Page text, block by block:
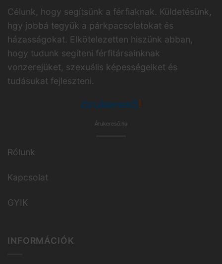
Célunk, hogy segítsünk a férfiaknak. Küldetésünk,
hgy jobbá tegyük a párkpacsolatokat és
házasságokat. Elkötelezetten hiszünk abban,
hogy tudunk segíteni férfitársainknak
vonzerejüket, szexuális képességeiket és
tudásukat fejleszteni.
Árukereső.hu
Rólunk
Kapcsolat
GYIK
INFORMÁCIÓK